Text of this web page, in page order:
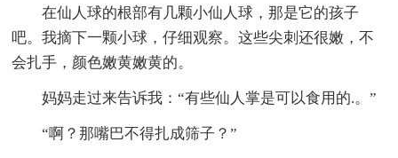
在仙人球的根部有几颗小仙人球，那是它的孩子
吧。我摘下一颗小球，仔细观察。这些尖刺还很嫩，不
会扎手，颜色嫩黄嫩黄的。
妈妈走过来告诉我：“有些仙人掌是可以食用的.。”
“啊？那嘴巴不得扎成筛子？”